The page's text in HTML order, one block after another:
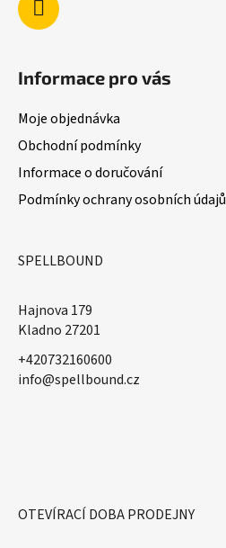
Informace pro vás
Moje objednávka
Obchodní podmínky
Informace o doručování
Podmínky ochrany osobních údajů
SPELLBOUND
Hajnova 179
Kladno 27201
+420732160600
​info@spellbound.cz
OTEVÍRACÍ DOBA PRODEJNY